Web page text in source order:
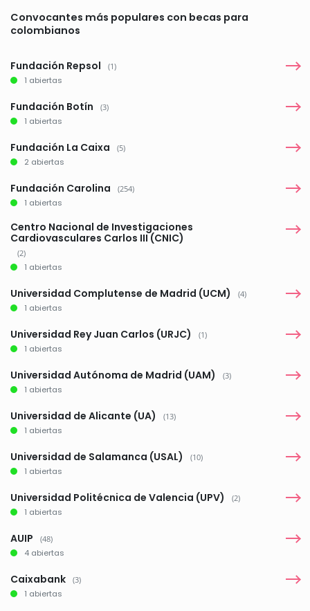
Convocantes más populares con becas para
colombianos
Fundación Repsol (1)
1 abiertas
Fundación Botín (3)
1 abiertas
Fundación La Caixa (5)
2 abiertas
Fundación Carolina (254)
1 abiertas
Centro Nacional de Investigaciones
Cardiovasculares Carlos III (CNIC)
(2)
1 abiertas
Universidad Complutense de Madrid (UCM) (4)
1 abiertas
Universidad Rey Juan Carlos (URJC) (1)
1 abiertas
Universidad Autónoma de Madrid (UAM) (3)
1 abiertas
Universidad de Alicante (UA) (13)
1 abiertas
Universidad de Salamanca (USAL) (10)
1 abiertas
Universidad Politécnica de Valencia (UPV) (2)
1 abiertas
AUIP (48)
4 abiertas
Caixabank (3)
1 abiertas